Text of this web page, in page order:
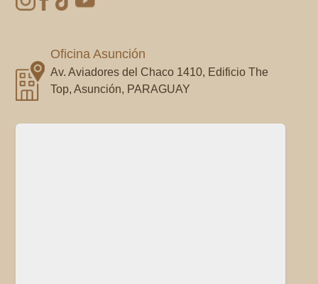
Oficina Asunción
Av. Aviadores del Chaco 1410, Edificio The
Top, Asunción, PARAGUAY